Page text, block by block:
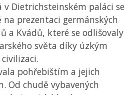
v Dietrichsteinském paláci se
na prezentaci germánských
a Kvádů, které se odlišovaly
světa díky úzkým
pohřebištím a jejich
Od chudě vybavených